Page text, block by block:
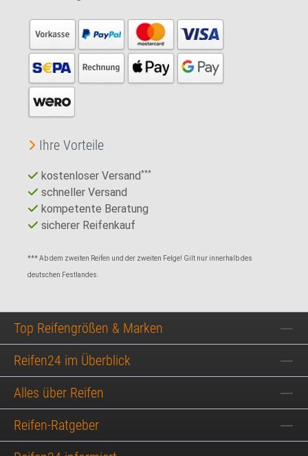
Ihre Vorteile
kostenloser Versand***
schneller Versand
kompetente Beratung
sicherer Reifenkauf
*** Ab dem zweiten Reifen und der zweiten Felge! Gilt nur innerhalb des
deutschen Festlandes.
Top Reifengrößen & Marken
Reifen24 im Überblick
Alles über Reifen
Reifen-Ratgeber